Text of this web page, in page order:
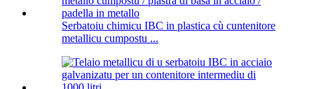
Serbatoiu chimicu IBC in plastica cù cuntenitore
metallicu cumpostu ...